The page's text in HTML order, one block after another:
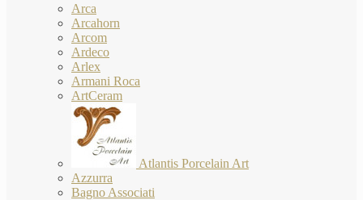
Arca
Arcahorn
Arcom
Ardeco
Arlex
Armani Roca
ArtCeram
Atlantis Porcelain Art
Azzurra
Bagno Associati